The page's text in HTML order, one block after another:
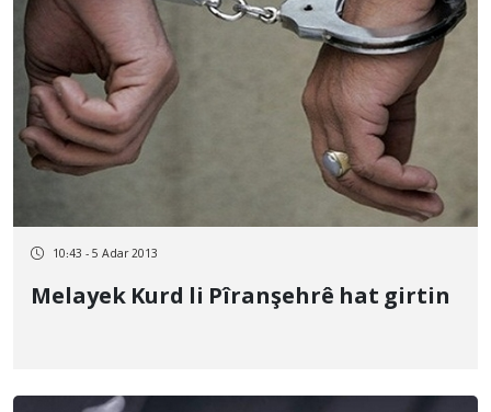
10:43 - 5 Adar 2013
Melayek Kurd li Pîranşehrê hat girtin